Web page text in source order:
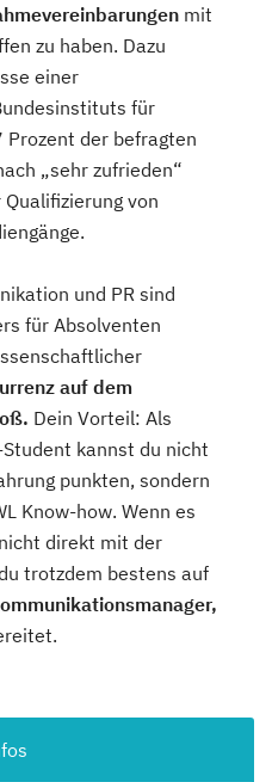
mit
zu haben. Dazu
einer
für
Prozent der befragten
„sehr zufrieden“
von
und PR sind
für Absolventen
auf dem
Dein Vorteil: Als
kannst du nicht
punkten, sondern
Know-how. Wenn es
direkt mit der
trotzdem bestens auf